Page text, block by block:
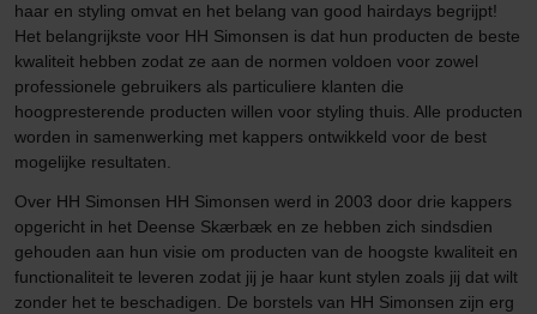
haar en styling omvat en het belang van good hairdays begrijpt!
Het belangrijkste voor HH Simonsen is dat hun producten de beste
kwaliteit hebben zodat ze aan de normen voldoen voor zowel
professionele gebruikers als particuliere klanten die
hoogpresterende producten willen voor styling thuis. Alle producten
worden in samenwerking met kappers ontwikkeld voor de best
mogelijke resultaten.
Over HH Simonsen HH Simonsen werd in 2003 door drie kappers
opgericht in het Deense Skærbæk en ze hebben zich sindsdien
gehouden aan hun visie om producten van de hoogste kwaliteit en
functionaliteit te leveren zodat jij je haar kunt stylen zoals jij dat wilt
zonder het te beschadigen. De borstels van HH Simonsen zijn erg